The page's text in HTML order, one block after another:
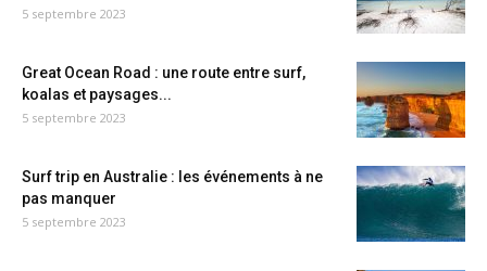
5 septembre 2023
Great Ocean Road : une route entre surf,
koalas et paysages...
5 septembre 2023
Surf trip en Australie : les événements à ne
pas manquer
5 septembre 2023